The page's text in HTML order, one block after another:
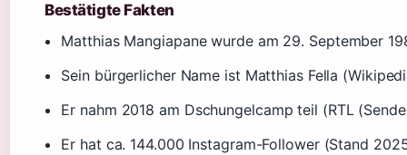
Bestätigte Fakten
Matthias Mangiapane wurde am 29. September
Sein bürgerlicher Name ist Matthias Fella
Er nahm 2018 am Dschungelcamp teil (RTL
Er hat ca. 144.000 Instagram-Follower (Stand